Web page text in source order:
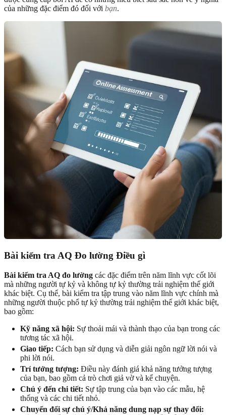
của những đặc điểm đó đối với bạn.
Bài kiểm tra AQ Đo lường Điều gì
Bài kiểm tra AQ đo lường các đặc điểm trên năm lĩnh vực cốt lõi
mà những người tự kỷ và không tự kỷ thường trải nghiệm thế giới
khác biệt. Cụ thể, bài kiểm tra tập trung vào năm lĩnh vực chính mà
những người thuộc phổ tự kỷ thường trải nghiệm thế giới khác biệt,
bao gồm:
Kỹ năng xã hội: Sự thoải mái và thành thạo của bạn trong các
tương tác xã hội.
Giao tiếp: Cách bạn sử dụng và diễn giải ngôn ngữ lời nói và
phi lời nói.
Trí tưởng tượng: Điều này đánh giá khả năng tưởng tượng
của bạn, bao gồm cả trò chơi giả vờ và kể chuyện.
Chú ý đến chi tiết: Sự tập trung của bạn vào các mẫu, hệ
thống và các chi tiết nhỏ.
Chuyển đổi sự chú ý/Khả năng dung nạp sự thay đổi: